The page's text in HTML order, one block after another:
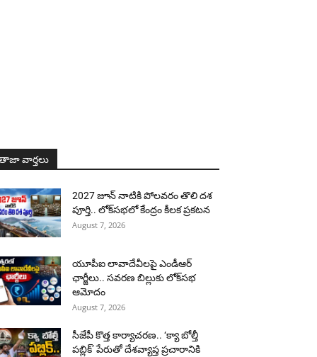
వార్తలు
2027 జూన్ నాటికి పోలవరం తొలి దశ
పూర్తి.. లోక్‌సభలో కేంద్రం కీలక ప్రకటన
August 7, 2026
యూపీఐ లావాదేవీలపై ఎండీఆర్
ఛార్జీలు.. సవరణ బిల్లుకు లోక్‌సభ
ఆమోదం
August 7, 2026
సీజేపీ కొత్త కార్యాచరణ.. ‘క్యా బోల్తీ
పబ్లిక్’ పేరుతో దేశవ్యాప్త ప్రచారానికి